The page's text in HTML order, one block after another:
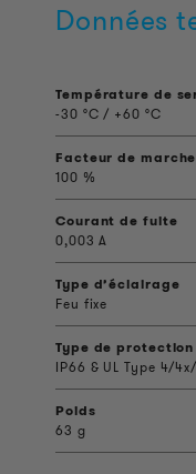
Données
Température de
-30 °C / +60 °C
Facteur de marche
100 %
Courant de fuite
0,003 A
Type d’éclairage
Feu fixe
Type de protection
IP66 & UL Type 4/
Poids
63 g